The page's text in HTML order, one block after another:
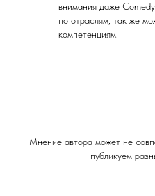
внимания даже
по отраслям, так же
компетенциям.
Мнение автора может не
публикуем